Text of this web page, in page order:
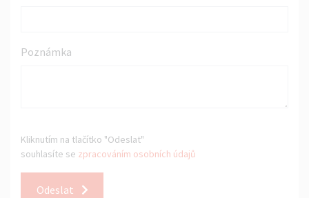
Poznámka
Kliknutím na tlačítko "Odeslat"
souhlasíte se zpracováním osobních údajů
Odeslat